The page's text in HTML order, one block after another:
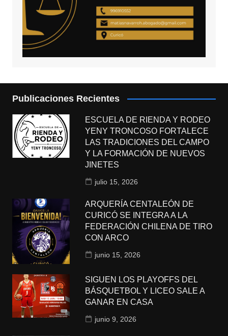
Publicaciones Recientes
ESCUELA DE RIENDA Y RODEO
YENY TRONCOSO FORTALECE
LAS TRADICIONES DEL CAMPO
Y LA FORMACIÓN DE NUEVOS
JINETES
julio 15, 2026
ARQUERÍA CENTALEÓN DE
CURICÓ SE INTEGRA A LA
FEDERACIÓN CHILENA DE TIRO
CON ARCO
junio 15, 2026
SIGUEN LOS PLAYOFFS DEL
BÁSQUETBOL Y LICEO SALE A
GANAR EN CASA
junio 9, 2026